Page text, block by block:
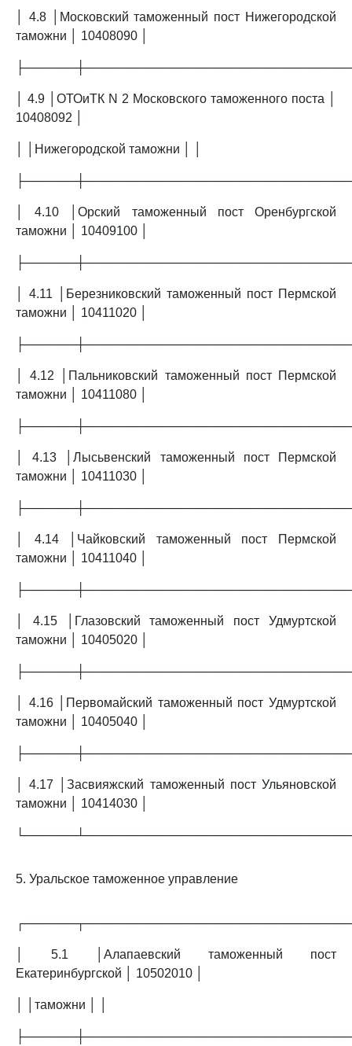
│ 4.8 │Московский таможенный пост Нижегородской
таможни │ 10408090 │
│ 4.9 │ОТОиТК N 2 Московского таможенного поста │
10408092 │
│ │Нижегородской таможни │ │
│ 4.10 │Орский таможенный пост Оренбургской
таможни │ 10409100 │
│ 4.11 │Березниковский таможенный пост Пермской
таможни │ 10411020 │
│ 4.12 │Пальниковский таможенный пост Пермской
таможни │ 10411080 │
│ 4.13 │Лысьвенский таможенный пост Пермской
таможни │ 10411030 │
│ 4.14 │Чайковский таможенный пост Пермской
таможни │ 10411040 │
│ 4.15 │Глазовский таможенный пост Удмуртской
таможни │ 10405020 │
│ 4.16 │Первомайский таможенный пост Удмуртской
таможни │ 10405040 │
│ 4.17 │Засвияжский таможенный пост Ульяновской
таможни │ 10414030 │
5. Уральское таможенное управление
│ 5.1 │Алапаевский таможенный пост
Екатеринбургской │ 10502010 │
│ │таможни │ │